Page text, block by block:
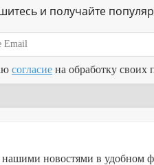
и получайте
согласие на обработку своих
нашими новостями в удобном